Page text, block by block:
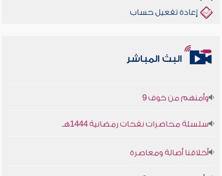
إعادة تفعيل حساب
البث المباشر
أخلاقنا أصالة ومعاصرة